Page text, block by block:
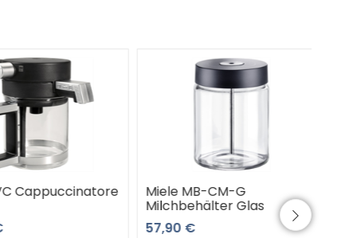
Cappuccinatore
Miele MB-CM-G
Milchbehälter Glas
57,90 €